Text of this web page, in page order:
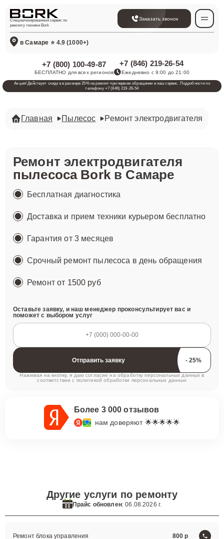
Специализированный сервис по
ремонту техники Bork
Заказать звонок
в Самаре ⭐ 4.9 (1000+)
+7 (800) 100-49-87
БЕСПЛАТНО для всех регионов
+7 (846) 219-26-54
Ежедневно с 9:00 до 21:00
Акция! Действует скидка в размере 25% на ремонт при первом обращении в наш сервис. Подробности по
телефону +7 (846) 219-26-54
Главная Пылесос Ремонт электродвигателя
Ремонт электродвигателя
пылесоса Borkв Самаре
Бесплатная диагностика
Доставка и прием техники курьером бесплатно
Гарантия от 3 месяцев
Срочный ремонт пылесоса в день обращения
Ремонтот 1500 руб
Оставьте заявку, и наш менеджер проконсультирует вас и
поможет с выбором услуг
Отправить заявку
Нажимая на кнопку, я даю согласие на обработку персональных данных в
соответствии с политикой обработки персональных данных
Более 3 000 отзывов
нам доверяют 🌟🌟🌟🌟🌟
Другие услуги по ремонту
Прайс обновлен: 06.08.2026 г.
Ремонт блока управления 800